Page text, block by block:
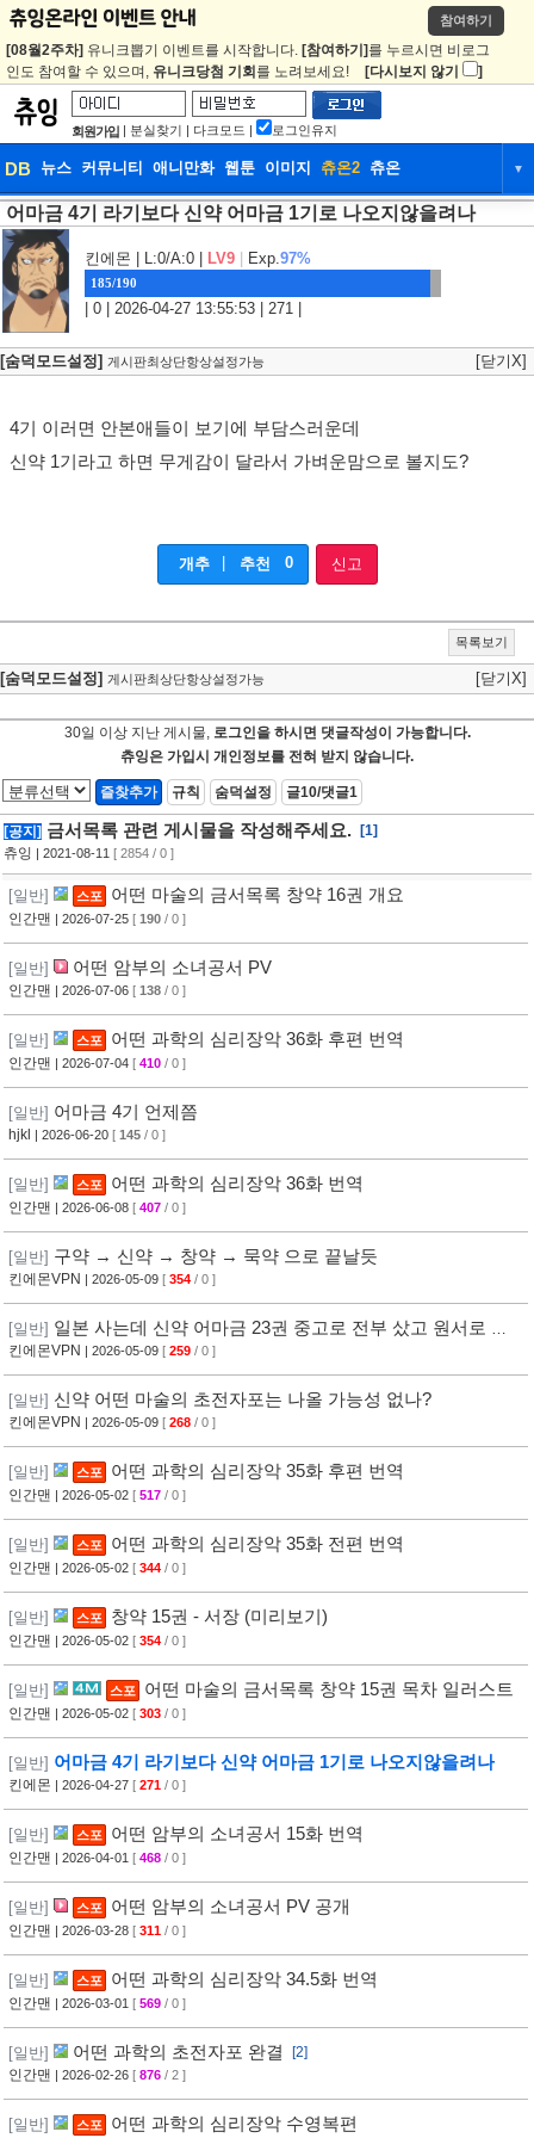
참여하기
[08월2주차] 유니크뽑기 이벤트를 시작합니다. [참여하기] 를 누르시면 비로그
인도 참여할 수 있으며, 유니크당첨 기회 를 노려보세요! [다시보지 않기 ]
회원가입 | 분실찾기 | 다크모드 | 로그인유지
DB 뉴스 커뮤니티 애니만화 웹툰 이미지 츄온2 츄온 ▼
DB 뉴스 커뮤니티 애니만화
웹툰 이미지
어마금 4기 라기보다 신약 어마금 1기로 나오지않을려나
킨에몬 | L:0/A:0 | LV9 Exp.97%
185/190
| 0 | 2026-04-27 13:55:53 | 271 |
[숨덕모드설정] 게시판최상단항상설정가능 [닫기X]
4기 이러면 안본애들이 보기에 부담스러운데
신약 1기라고 하면 무게감이 달라서 가벼운맘으로 볼지도?
개추 추천 0 신고
목록보기
[숨덕모드설정] 게시판최상단항상설정가능 [닫기X]
30일 이상 지난 게시물, 로그인을 하시면 댓글작성이 가능합니다.
츄잉은 가입시 개인정보를 전혀 받지 않습니다.
즐찾추가 규칙 숨덕설정 글10/댓글1
[공지] 금서목록 관련 게시물을 작성해주세요.
[1]
츄잉 | 2021-08-11 [ 2854 / 0 ]
[일반] 스포 어떤 마술의 금서목록 창약 16권 개요
인간맨 | 2026-07-25 [ 190 / 0 ]
[일반] 어떤 암부의 소녀공서 PV
인간맨 | 2026-07-06 [ 138 / 0 ]
[일반] 스포 어떤 과학의 심리장악 36화 후편 번역
인간맨 | 2026-07-04 [ 410 / 0 ]
[일반] 어마금 4기 언제쯤
hjkl | 2026-06-20 [ 145 / 0 ]
[일반] 스포 어떤 과학의 심리장악 36화 번역
인간맨 | 2026-06-08 [ 407 / 0 ]
[일반] 구약 → 신약 → 창약 → 묵약 으로 끝날듯
킨에몬VPN | 2026-05-09 [ 354 / 0 ]
[일반] 일본 사는데 신약 어마금 23권 중고로 전부 샀고 원서로 보
는중인데
킨에몬VPN | 2026-05-09 [ 259 / 0 ]
[일반] 신약 어떤 마술의 초전자포는 나올 가능성 없나?
킨에몬VPN | 2026-05-09 [ 268 / 0 ]
[일반] 스포 어떤 과학의 심리장악 35화 후편 번역
인간맨 | 2026-05-02 [ 517 / 0 ]
[일반] 스포 어떤 과학의 심리장악 35화 전편 번역
인간맨 | 2026-05-02 [ 344 / 0 ]
[일반] 스포 창약 15권 - 서장 (미리보기)
인간맨 | 2026-05-02 [ 354 / 0 ]
[일반] 스포 어떤 마술의 금서목록 창약 15권 목차 일러스트
인간맨 | 2026-05-02 [ 303 / 0 ]
[일반] 어마금 4기 라기보다 신약 어마금 1기로 나오지않을려나
킨에몬 | 2026-04-27 [ 271 / 0 ]
[일반] 스포 어떤 암부의 소녀공서 15화 번역
인간맨 | 2026-04-01 [ 468 / 0 ]
[일반] 스포 어떤 암부의 소녀공서 PV 공개
인간맨 | 2026-03-28 [ 311 / 0 ]
[일반] 스포 어떤 과학의 심리장악 34.5화 번역
인간맨 | 2026-03-01 [ 569 / 0 ]
[일반] 어떤 과학의 초전자포 완결
[2]
인간맨 | 2026-02-26 [ 876 / 2 ]
[일반] 스포 어떤 과학의 심리장악 수영복편